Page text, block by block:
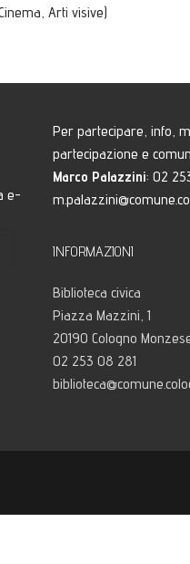
Arti visive)
e-
Per partecipare, info,
partecipazione e
Marco Palazzini: 02
INFORMAZIONI
Biblioteca civica
Piazza Mazzini, 1
20190 Cologno
02 253 08 281